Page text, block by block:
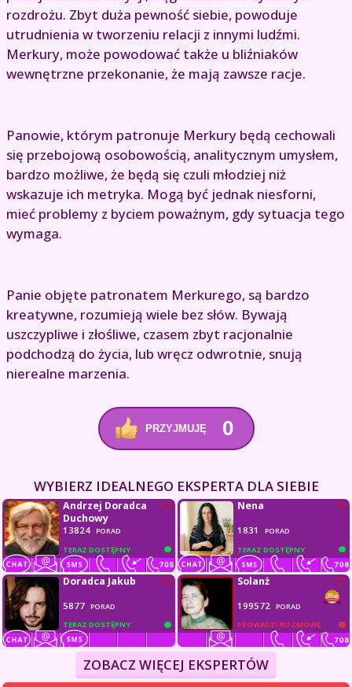
rozdrożu. Zbyt duża pewność siebie, powoduje
utrudnienia w tworzeniu relacji z innymi ludźmi.
Merkury, może powodować także u bliźniaków
wewnętrzne przekonanie, że mają zawsze racje.
Panowie, którym patronuje Merkury będą cechowali
się przebojową osobowością, analitycznym umysłem,
bardzo możliwe, że będą się czuli młodziej niż
wskazuje ich metryka. Mogą być jednak niesforni,
mieć problemy z byciem poważnym, gdy sytuacja tego
wymaga.
Panie objęte patronatem Merkurego, są bardzo
kreatywne, rozumieją wiele bez słów. Bywają
uszczypliwe i złośliwe, czasem zbyt racjonalnie
podchodzą do życia, lub wręcz odwrotnie, snują
nierealne marzenia.
PRZYJMUJĘ 0
WYBIERZ IDEALNEGO EKSPERTA DLA SIEBIE
TERAZ DOSTĘPNY
Andrzej Doradca
Duchowy
13824 PORAD
TERAZ DOSTĘPNY
Nena
1831 PORAD
TERAZ DOSTĘPNY
Doradca Jakub
5877 PORAD
PROWADZI ROZMOWĘ
Solanż
199572 PORAD
ZOBACZ WIĘCEJ EKSPERTÓW